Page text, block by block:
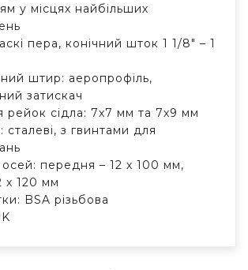
у місцях найбільших
пера, конічний шток 1 1/8" – 1
штир: аеропрофіль,
затискач
рейок сідла: 7х7 мм та 7х9 мм
сталеві, з гвинтами для
передня – 12 х 100 мм,
х 120 мм
BSA різьбова